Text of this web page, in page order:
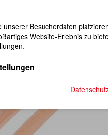
unserer Besucherdaten
Website-Erlebnis zu